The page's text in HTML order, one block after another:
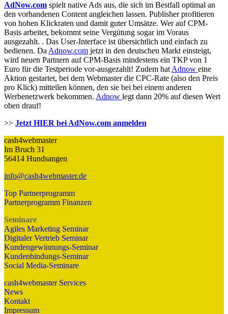
AdNow.com spielt native Ads aus, die sich im Bestfall optimal an
den vorhandenen Content angleichen lassen. Publisher profitieren
von hohen Klickraten und damit guter Umsätze. Wer auf CPM-
Basis arbeitet, bekommt seine Vergütung sogar im Voraus
ausgezahlt. . Das User-Interface ist übersichtlich und einfach zu
bedienen. Da Adnow.com jetzt in den deutschen Markt einsteigt,
wird neuen Partnern auf CPM-Basis mindestens ein TKP von 1
Euro für die Testperiode vor-ausgezahlt! Zudem hat Adnow eine
Aktion gestartet, bei dem Webmaster die CPC-Rate (also den Preis
pro Klick) mitteilen können, den sie bei bei einem anderen
Werbenetzwerk bekommen. Adnow legt dann 20% auf diesen Wert
oben drauf!
>> Jetzt HIER bei AdNow.com anmelden
cash4webmaster
Im Bruch 31
56414 Hundsangen
info@cash4webmaster.de
Top Partnerprogramm
Partnerprogramm Finanzen
Seminare
Agiles Marketing Seminar
Digitaler Vertrieb Seminar
Kundengewinnungs-Seminar
Kundenbindungs-Seminar
Social Media-Seminare
cash4webmaster Services
News
Kontakt
Impressum